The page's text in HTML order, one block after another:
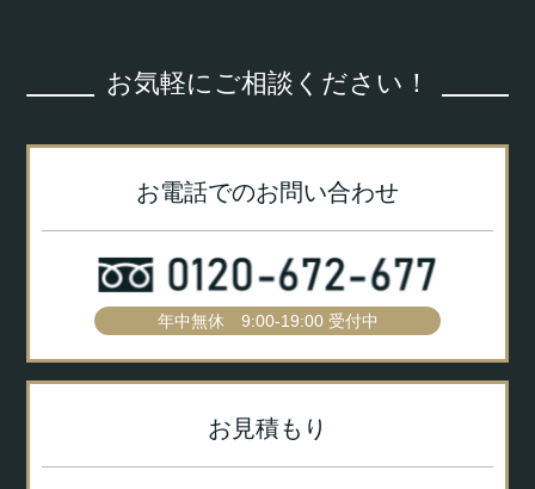
お気軽にご相談ください！
お電話でのお問い合わせ
年中無休 9:00-19:00 受付中
お見積もり